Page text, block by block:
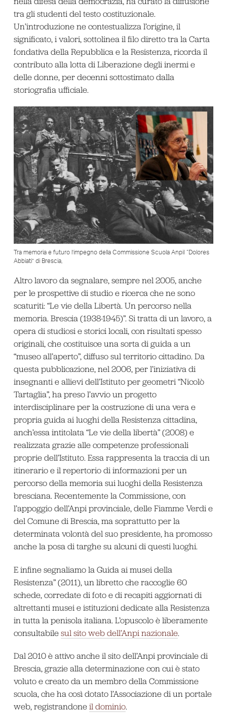
tra gli studenti del testo costituzionale.
Un’introduzione ne contestualizza l’origine, il
significato, i valori, sottolinea il filo diretto tra la Carta
fondativa della Repubblica e la Resistenza, ricorda il
contributo alla lotta di Liberazione degli inermi e
delle donne, per decenni sottostimato dalla
storiografia ufficiale.
Tra memoria e futuro l’impegno della Commissione Scuola AnpiI “Dolores
Abbiati” di Brescia,
Altro lavoro da segnalare, sempre nel 2005, anche
per le prospettive di studio e ricerca che ne sono
scaturiti: “Le vie della Libertà. Un percorso nella
memoria. Brescia (1938-1945)”. Si tratta di un lavoro, a
opera di studiosi e storici locali, con risultati spesso
originali, che costituisce una sorta di guida a un
“museo all’aperto”, diffuso sul territorio cittadino. Da
questa pubblicazione, nel 2006, per l’iniziativa di
insegnanti e allievi dell’Istituto per geometri “Nicolò
Tartaglia”, ha preso l’avvio un progetto
interdisciplinare per la costruzione di una vera e
propria guida ai luoghi della Resistenza cittadina,
anch’essa intitolata “Le vie della libertà” (2008) e
realizzata grazie alle competenze professionali
proprie dell’Istituto. Essa rappresenta la traccia di un
itinerario e il repertorio di informazioni per un
percorso della memoria sui luoghi della Resistenza
bresciana. Recentemente la Commissione, con
l’appoggio dell’Anpi provinciale, delle Fiamme Verdi e
del Comune di Brescia, ma soprattutto per la
determinata volontà del suo presidente, ha promosso
anche la posa di targhe su alcuni di questi luoghi.
E infine segnaliamo la Guida ai musei della
Resistenza” (2011), un libretto che raccoglie 60
schede, corredate di foto e di recapiti aggiornati di
altrettanti musei e istituzioni dedicate alla Resistenza
in tutta la penisola italiana. L’opuscolo è liberamente
consultabile sul sito web dell’Anpi nazionale.
Dal 2010 è attivo anche il sito dell’Anpi provinciale di
Brescia, grazie alla determinazione con cui è stato
voluto e creato da un membro della Commissione
scuola, che ha così dotato l’Associazione di un portale
web, registrandone il dominio.